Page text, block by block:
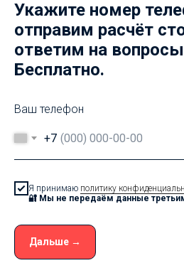
Укажите номер
отправим расчёт
ответим на
Бесплатно.
Ваш телефон
+7
Я принимаю политику
🔐 Мы не передаём данные
Дальше →